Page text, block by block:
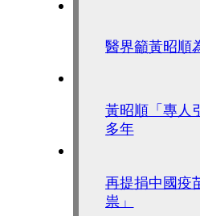
醫界籲黃昭順
黃昭順「專人
多年
再提捐中國疫
祟」